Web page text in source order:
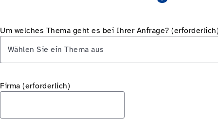
Um welches Thema geht es bei Ihrer Anfrage?
Wählen Sie ein Thema aus
Firma (erforderlich)